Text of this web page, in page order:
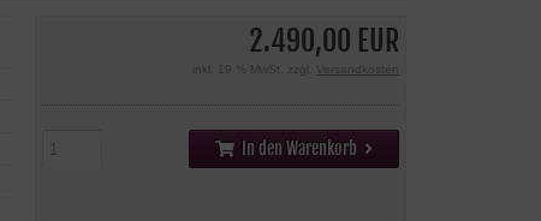
2.490,00 EUR
inkl. 19 % MwSt. zzgl. Versandkosten
In den Warenkorb